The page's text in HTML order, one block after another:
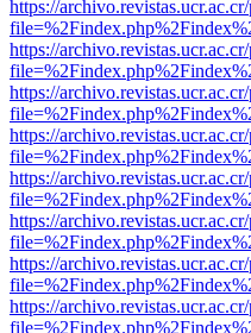
https://
https://
https://
https://
https://
https://
https://
https://